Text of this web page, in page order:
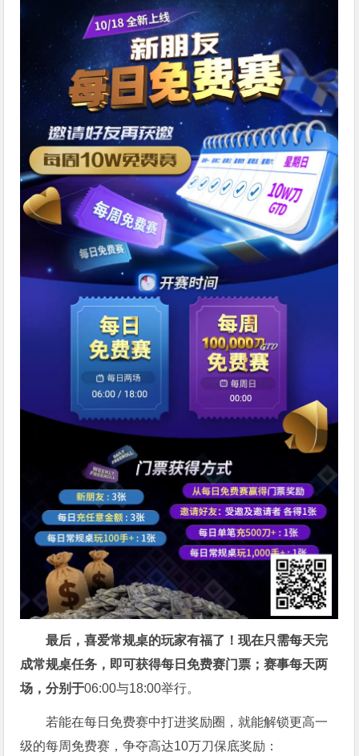
最后，喜爱常规桌的玩家有福了！现在只需每天完
成常规桌任务，即可获得每日免费赛门票；赛事每天两
场，分别于06:00与18:00举行。
若能在每日免费赛中打进奖励圈，就能解锁更高一
级的每周免费赛，争夺高达10万刀保底奖励：